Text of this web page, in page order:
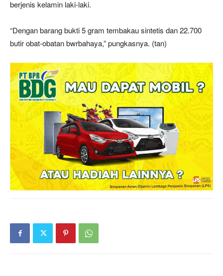
berjenis kelamin laki-laki.
“Dengan barang bukti 5 gram tembakau sintetis dan 22.700
butir obat-obatan bwrbahaya,” pungkasnya. (tan)